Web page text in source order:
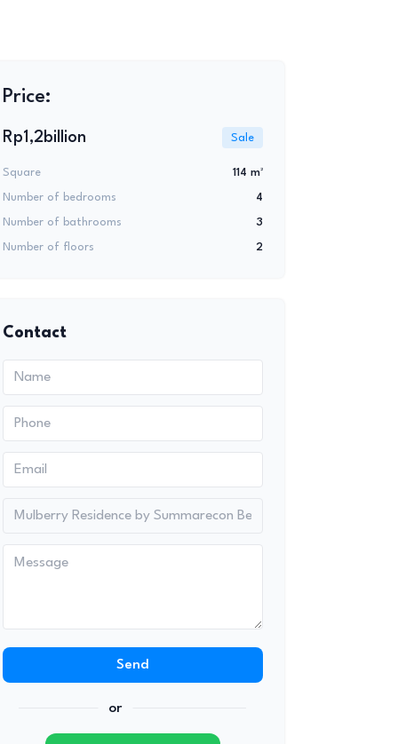
Price:
Rp1,2billion Sale
Square 114 m²
Number of bedrooms 4
Number of bathrooms 3
Number of floors 2
Contact
Send
or